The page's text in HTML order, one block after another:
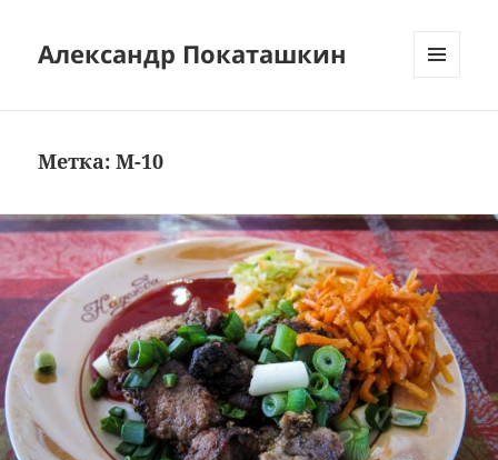
Александр Покаташкин
Метка:M-10